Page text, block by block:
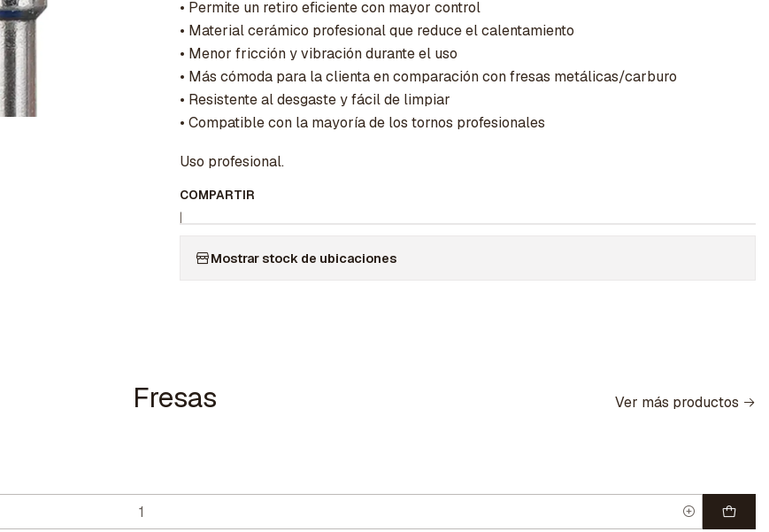
• Permite un retiro eficiente con mayor control
• Material cerámico profesional que reduce el calentamiento
• Menor fricción y vibración durante el uso
• Más cómoda para la clienta en comparación con fresas metálicas/carburo
• Resistente al desgaste y fácil de limpiar
• Compatible con la mayoría de los tornos profesionales
Uso profesional.
COMPARTIR
|
Mostrar stock de ubicaciones
Fresas Ver más productos